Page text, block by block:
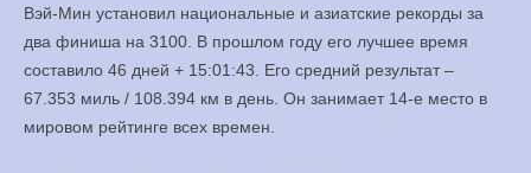
Вэй-Мин установил национальные и азиатские рекорды за
два финиша на 3100. В прошлом году его лучшее время
составило 46 дней + 15:01:43. Его средний результат –
67.353 миль / 108.394 км в день. Он занимает 14-е место в
мировом рейтинге всех времен.